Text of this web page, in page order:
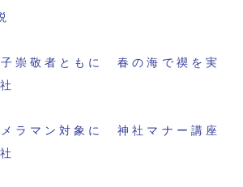
崇敬者ともに 春の海で禊を実
ラマン対象に 神社マナー講座